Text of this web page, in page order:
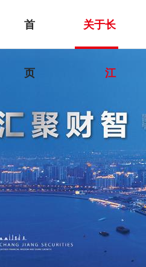
首
页
关于长
江